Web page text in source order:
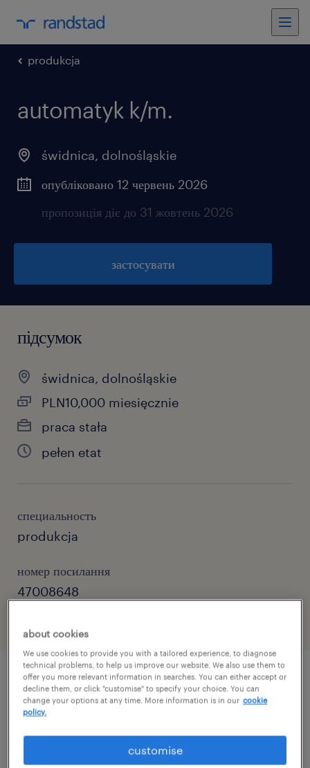
produkcja
automatyk k/m.
świdnica, dolnośląskie
опубліковано 12 червень 2026
пропозиція діє до 31 жовтень 2026
застосувати
підсумок
świdnica, dolnośląskie
PLN10,000 miesięcznie
praca stała
pełen etat
специальность
produkcja
номер посилання
47008648
описание должности
Masz doświadczenie w automatyce i chcesz
about cookies
We use cookies to provide you with a tailored experience, to diagnose
technical problems, to help us improve our website. We also use them to
offer you more relevant information in searches. You can either accept or
decline them, or click "customise" to specify your choice. You can
change your options at any time. More information is in our cookie
policy.
customise